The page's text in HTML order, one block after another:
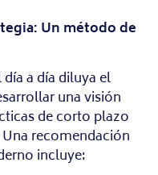
Un método de
a día diluya el
una visión
de corto plazo
recomendación
incluye: